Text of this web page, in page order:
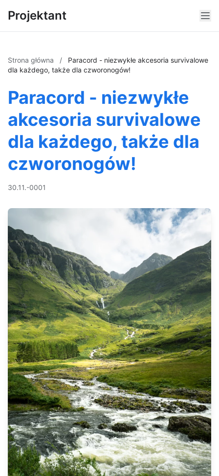
Projektant
Strona główna /
Paracord - niezwykłe akcesoria survivalowe
dla każdego, także dla czworonogów!
Paracord - niezwykłe
akcesoria survivalowe
dla każdego, także dla
czworonogów!
30.11.-0001